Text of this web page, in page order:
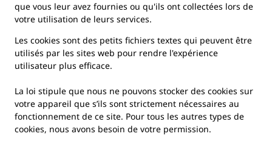
que vous leur avez fournies ou qu'ils ont collectées lors de
votre utilisation de leurs services.
Les cookies sont des petits fichiers textes qui peuvent être
utilisés par les sites web pour rendre l'expérience
utilisateur plus efficace.
La loi stipule que nous ne pouvons stocker des cookies sur
votre appareil que s’ils sont strictement nécessaires au
fonctionnement de ce site. Pour tous les autres types de
cookies, nous avons besoin de votre permission.